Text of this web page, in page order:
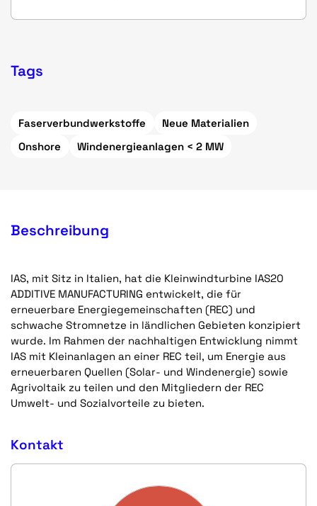
Tags
Faserverbundwerkstoffe
Neue Materialien
Onshore
Windenergieanlagen < 2 MW
Beschreibung
IAS, mit Sitz in Italien, hat die Kleinwindturbine IAS20
ADDITIVE MANUFACTURING entwickelt, die für
erneuerbare Energiegemeinschaften (REC) und
schwache Stromnetze in ländlichen Gebieten konzipiert
wurde. Im Rahmen der nachhaltigen Entwicklung nimmt
IAS mit Kleinanlagen an einer REC teil, um Energie aus
erneuerbaren Quellen (Solar- und Windenergie) sowie
Agrivoltaik zu teilen und den Mitgliedern der REC
Umwelt- und Sozialvorteile zu bieten.
Kontakt